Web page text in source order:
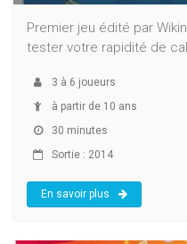
Premier jeu édité par
tester votre rapidité de
3 à 6 joueurs
à partir de 10 ans
30 minutes
Sortie : 2014
En savoir plus